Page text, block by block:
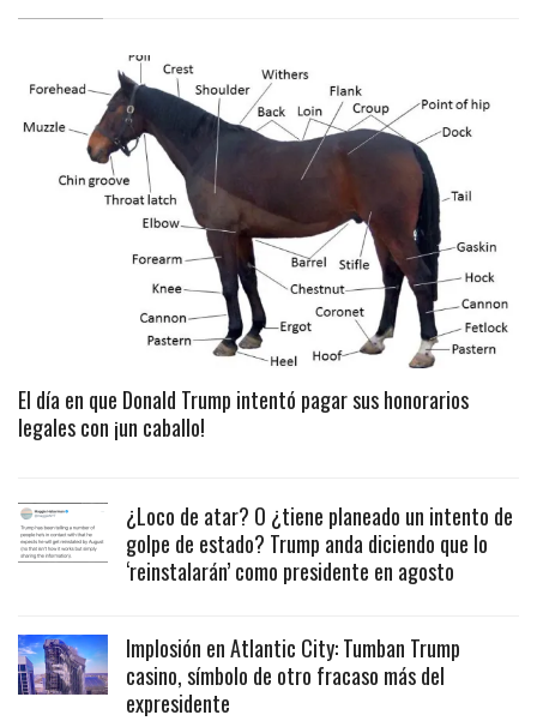
El día en que Donald Trump intentó pagar sus honorarios
legales con ¡un caballo!
¿Loco de atar? O ¿tiene planeado un intento de
golpe de estado? Trump anda diciendo que lo
‘reinstalarán’ como presidente en agosto
Implosión en Atlantic City: Tumban Trump
casino, símbolo de otro fracaso más del
expresidente